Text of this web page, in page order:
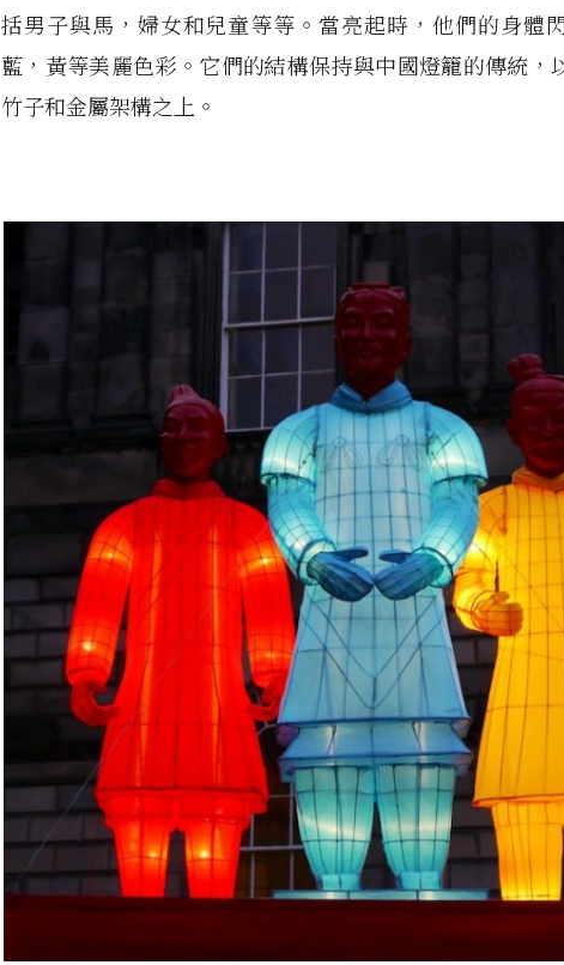
括男子與馬，婦女和兒童等等。當亮起時，他們的身體
藍，黃等美麗色彩。它們的結構保持與中國燈籠的傳統，
竹子和金屬架構之上。